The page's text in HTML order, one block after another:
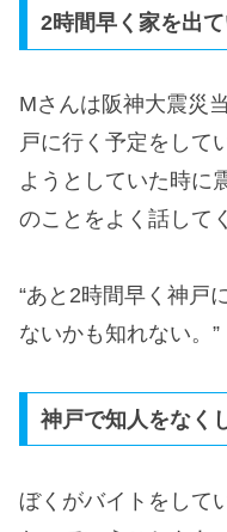
2時間早く家を出
Mさんは阪神大震災
戸に行く予定をして
ようとしていた時に
のことをよく話して
“あと2時間早く神戸
ないかも知れない。”
神戸で知人をなく
ぼくがバイトをして